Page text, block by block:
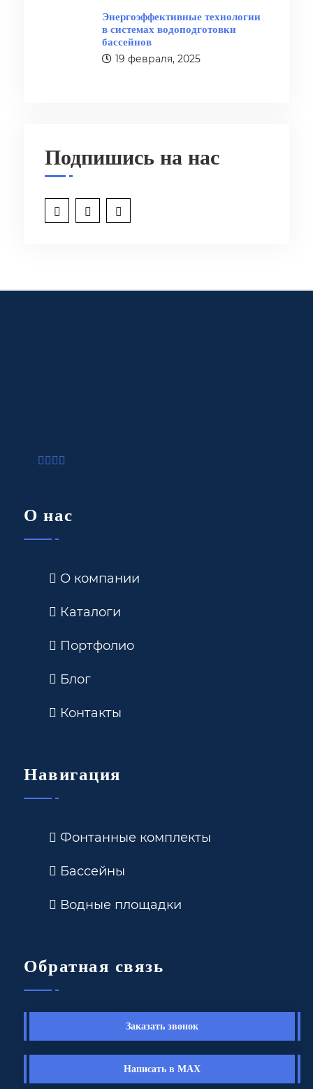
Энергоэффективные технологии
в системах водоподготовки
бассейнов
19 февраля, 2025
Подпишись на нас
О нас
О компании
Каталоги
Портфолио
Блог
Контакты
Навигация
Фонтанные комплекты
Бассейны
Водные площадки
Обратная связь
Заказать звонок
Написать в MAX